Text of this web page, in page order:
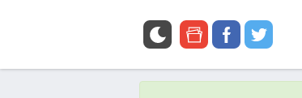
twitter
facebook
google